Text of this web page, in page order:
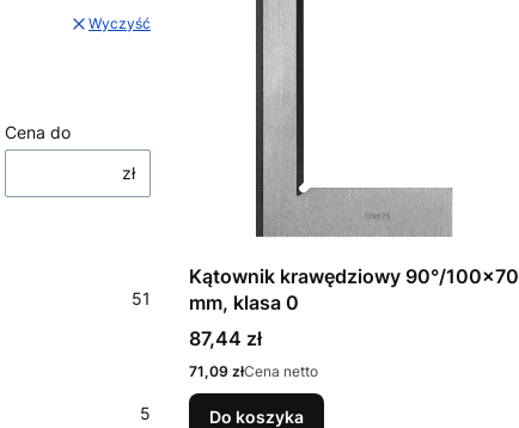
Wyczyść
Cena do
zł
51
5
Kątownik krawędziowy 90°/100x70
mm, klasa 0
Cena
87,44 zł
Cena
71,09 złCena netto
Do koszyka